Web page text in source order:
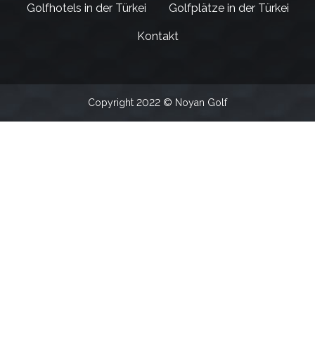
Golfhotels in der Türkei Golfplätze in der Türkei
Kontakt
Copyright 2022 © Noyan Golf